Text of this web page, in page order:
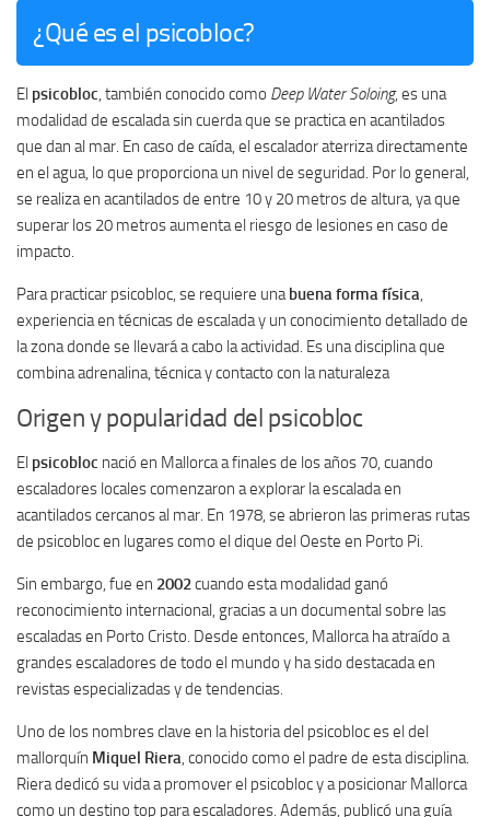
¿Qué es el psicobloc?
El psicobloc , también conocido como Deep Water Soloing, es una
modalidad de escalada sin cuerda que se practica en acantilados
que dan al mar. En caso de caída, el escalador aterriza directamente
en el agua, lo que proporciona un nivel de seguridad. Por lo general,
se realiza en acantilados de entre 10 y 20 metros de altura, ya que
superar los 20 metros aumenta el riesgo de lesiones en caso de
impacto.
Para practicar psicobloc, se requiere una buena forma física
experiencia en técnicas de escalada y un conocimiento detallado de
la zona donde se llevará a cabo la actividad. Es una disciplina que
combina adrenalina, técnica y contacto con la naturaleza
Origen y popularidad del psicobloc
El psicobloc nació en Mallorca a finales de los años 70, cuando
escaladores locales comenzaron a explorar la escalada en
acantilados cercanos al mar. En 1978, se abrieron las primeras rutas
de psicobloc en lugares como el dique del Oeste en Porto Pi.
Sin embargo, fue en 2002 cuando esta modalidad ganó
reconocimiento internacional, gracias a un documental sobre las
escaladas en Porto Cristo. Desde entonces, Mallorca ha atraído a
grandes escaladores de todo el mundo y ha sido destacada en
revistas especializadas y de tendencias.
Uno de los nombres clave en la historia del psicobloc es el del
mallorquín Miquel Riera , conocido como el padre de esta disciplina.
Riera dedicó su vida a promover el psicobloc y a posicionar Mallorca
como un destino top para escaladores. Además, publicó una guía